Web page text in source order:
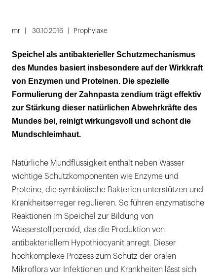
mr 30.10.2016 Prophylaxe
Speichel als antibakterieller Schutzmechanismus
des Mundes basiert insbesondere auf der Wirkkraft
von Enzymen und Proteinen. Die spezielle
Formulierung der Zahnpasta zendium trägt effektiv
zur Stärkung dieser natürlichen Abwehrkräfte des
Mundes bei, reinigt wirkungsvoll und schont die
Mundschleimhaut.
Natürliche Mundflüssigkeit enthält neben Wasser
wichtige Schutzkomponenten wie Enzyme und
Proteine, die symbiotische Bakterien unterstützen und
Krankheitserreger regulieren. So führen enzymatische
Reaktionen im Speichel zur Bildung von
Wasserstoffperoxid, das die Produktion von
antibakteriellem Hypothiocyanit anregt. Dieser
hochkomplexe Prozess zum Schutz der oralen
Mikroflora vor Infektionen und Krankheiten lässt sich